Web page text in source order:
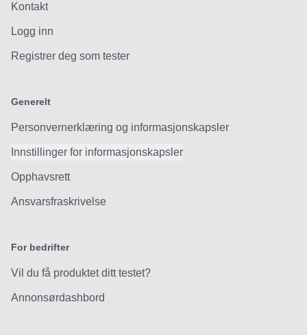
Kontakt
Logg inn
Registrer deg som tester
Generelt
Personvernerklæring og informasjonskapsler
Innstillinger for informasjonskapsler
Opphavsrett
Ansvarsfraskrivelse
For bedrifter
Vil du få produktet ditt testet?
Annonsørdashbord